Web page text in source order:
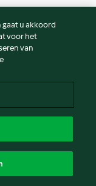
bourbon
gaat u akkoord
voor het
van